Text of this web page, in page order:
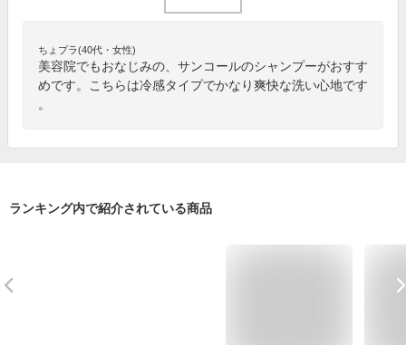
ちょプラ(40代・女性)
美容院でもおなじみの、サンコールのシャンプーがおすす
めです。こちらは冷感タイプでかなり爽快な洗い心地です
。
ランキング内で紹介されている商品